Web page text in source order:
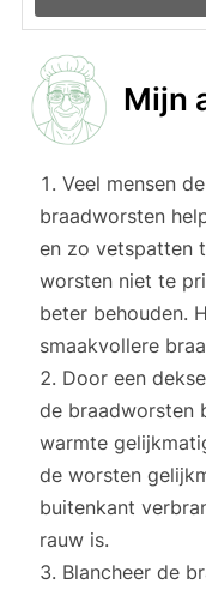
Mijn
Veel mensen
braadworsten
en zo vetspatten
worsten niet te
beter behouden.
smaakvollere
Door een
de braadworsten
warmte
de worsten
buitenkant
rauw is.
Blancheer de